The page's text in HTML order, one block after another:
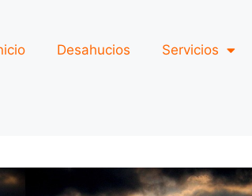
Desahucios Servicios